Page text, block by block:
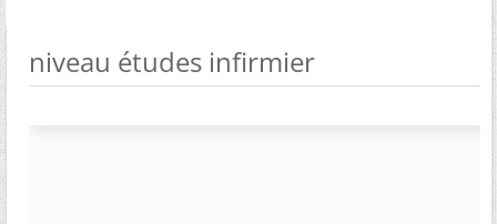
niveau études infirmier